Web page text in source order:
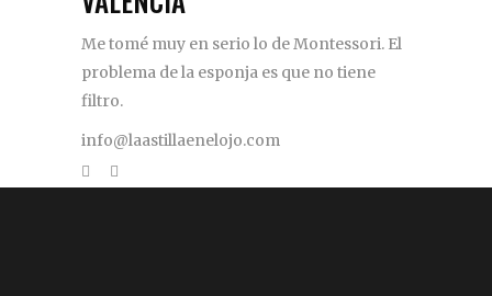
Me tomé muy en serio lo de Montessori. El
problema de la esponja es que no tiene
filtro.
info@laastillaenelojo.com